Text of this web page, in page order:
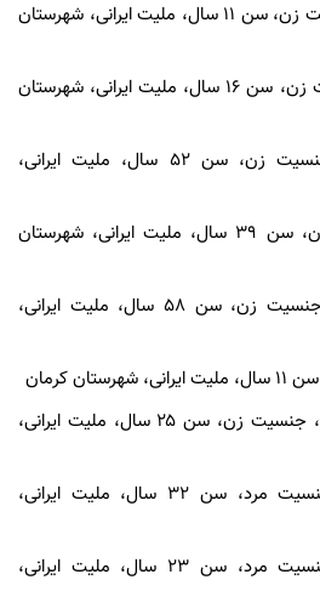
۷۱ زینب رحمت آبادی، جنسیت زن، سن ۱۱ سال، ملیت ایرانی، شهرستان
۷۲ المیرا حیدری نژاد، جنسیت زن، سن ۱۶ سال، ملیت ایرانی، شهرستان
۷۳ صدیقه زنگی آبادی، جنسیت زن، سن ۵۲ سال، ملیت ایرانی،
۷۴ نغمه گلزاری، جنسیت زن، سن ۳۹ سال، ملیت ایرانی، شهرستان
۷۵ ایران زنگی آبادی زاده، جنسیت زن، سن ۵۸ سال، ملیت ایرانی،
۷۷ فاطمه عرب ندوئی زرندی، جنسیت زن، سن ۲۵ سال، ملیت ایرانی،
۷۸ ماشاالله مهدی زاده، جنسیت مرد، سن ۳۲ سال، ملیت ایرانی،
۷۹ علیرضا محمدی پور، جنسیت مرد، سن ۲۳ سال، ملیت ایرانی،